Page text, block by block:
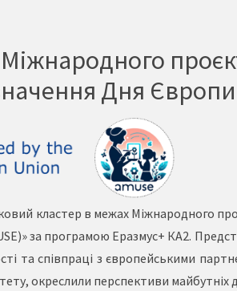
Дня Європи
кластер в межах Міжнародного
за програмою Еразмус+ КА2.
та співпраці з європейськими
окреслили перспективи майбутніх